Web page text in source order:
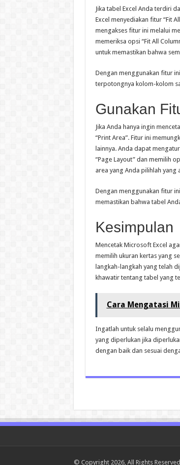
Jika tabel Excel Anda terdiri
Excel menyediakan fitur “Fit
mengakses fitur ini melalui
memeriksa opsi “Fit All
untuk memastikan bahwa
Dengan menggunakan fitur
terpotongnya kolom-kolom
Gunakan
Jika Anda hanya ingin
“Print Area”. Fitur ini
lainnya. Anda dapat
“Page Layout” dan memilih
area yang Anda pilihlah yang
Dengan menggunakan fitur
memastikan bahwa tabel
Kesimpulan
Mencetak Microsoft Excel
memilih ukuran kertas yang
langkah-langkah yang telah
khawatir tentang tabel yang
Cara Mengatasi
Ingatlah untuk selalu
yang diperlukan jika
dengan baik dan sesuai
© Copyright 2026, All Rights Reserved